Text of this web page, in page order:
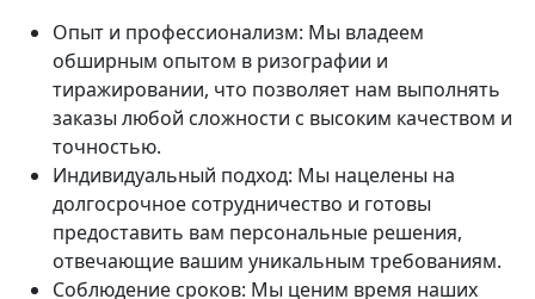
Опыт и профессионализм: Мы владеем
обширным опытом в ризографии и
тиражировании, что позволяет нам выполнять
заказы любой сложности с высоким качеством и
точностью.
Индивидуальный подход: Мы нацелены на
долгосрочное сотрудничество и готовы
предоставить вам персональные решения,
отвечающие вашим уникальным требованиям.
Соблюдение сроков: Мы ценим время наших